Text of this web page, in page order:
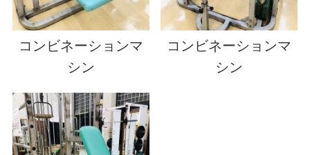
コンビネーションマ
シン
コンビネーションマ
シン